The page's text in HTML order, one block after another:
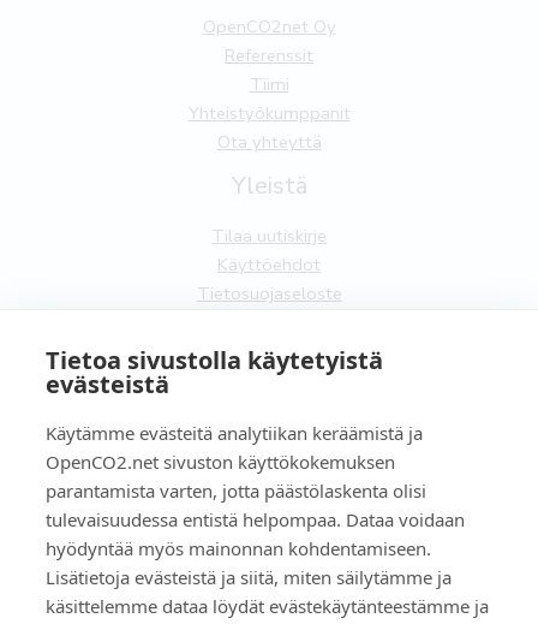
Tietoa sivustolla käytetyistä
evästeistä
Käytämme evästeitä analytiikan keräämistä ja
OpenCO2.net sivuston käyttökokemuksen
parantamista varten, jotta päästölaskenta olisi
tulevaisuudessa entistä helpompaa. Dataa voidaan
hyödyntää myös mainonnan kohdentamiseen.
Lisätietoja evästeistä ja siitä, miten säilytämme ja
käsittelemme dataa löydät evästekäytänteestämme ja
OpenCO2net Oy
Referenssit
Tiimi
Yhteistyökumppanit
Ota yhteyttä
Yleistä
Tilaa uutiskirje
Käyttöehdot
Tietosuojaseloste
FI
EN
Copyright OpenCO2net Oy 2026